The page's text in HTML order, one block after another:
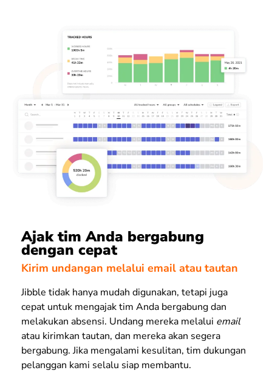
Ajak tim Anda bergabung
dengan cepat
Kirim undangan melalui email atau tautan
Jibble tidak hanya mudah digunakan, tetapi juga
cepat untuk mengajak tim Anda bergabung dan
melakukan absensi. Undang mereka melalui email
atau kirimkan tautan, dan mereka akan segera
bergabung. Jika mengalami kesulitan, tim dukungan
pelanggan kami selalu siap membantu.